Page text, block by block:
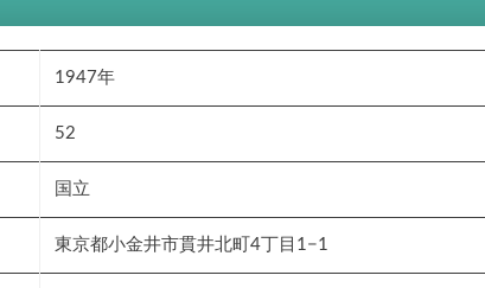
1947年
52
国立
東京都小金井市貫井北町4丁目1−1